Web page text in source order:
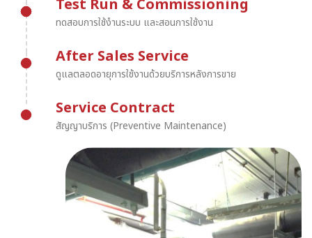
Test Run & Commissioning
ทดสอบการใช้งำนระบบ และสอนการใช้งาน
After Sales Service
ดูแลตลอดอายุการใช้งานด้วยบริการหลังการขาย
Service Contract
สัญญาบริการ (Preventive Maintenance)